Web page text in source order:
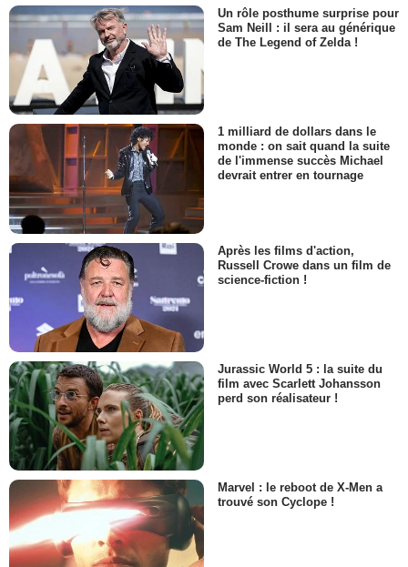
Un rôle posthume surprise pour
Sam Neill : il sera au générique
de The Legend of Zelda !
1 milliard de dollars dans le
monde : on sait quand la suite
de l'immense succès Michael
devrait entrer en tournage
Après les films d'action,
Russell Crowe dans un film de
science-fiction !
Jurassic World 5 : la suite du
film avec Scarlett Johansson
perd son réalisateur !
Marvel : le reboot de X-Men a
trouvé son Cyclope !